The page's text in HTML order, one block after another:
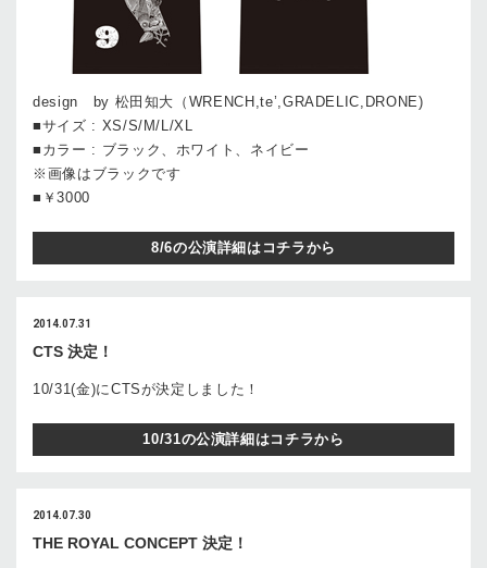
design by 松田知大（WRENCH,te’,GRADELIC,DRONE)
■サイズ : XS/S/M/L/XL
■カラー : ブラック、ホワイト、ネイビー
※画像はブラックです
■￥3000
8/6の公演詳細はコチラから
2014.07.31
CTS 決定！
10/31(金)にCTSが決定しました！
10/31の公演詳細はコチラから
2014.07.30
THE ROYAL CONCEPT 決定！